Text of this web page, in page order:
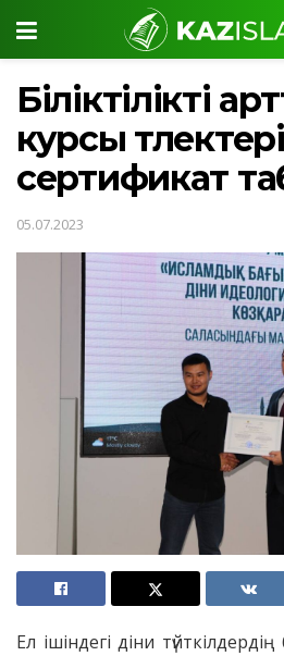
Біліктілікті
курсы
сертификат
05.07.2023
Ел ішіндегі діни